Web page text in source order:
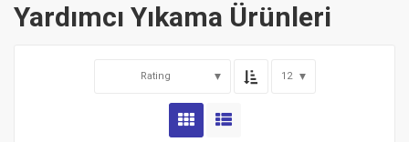
Yardımcı Yıkama Ürünleri
Rating 12